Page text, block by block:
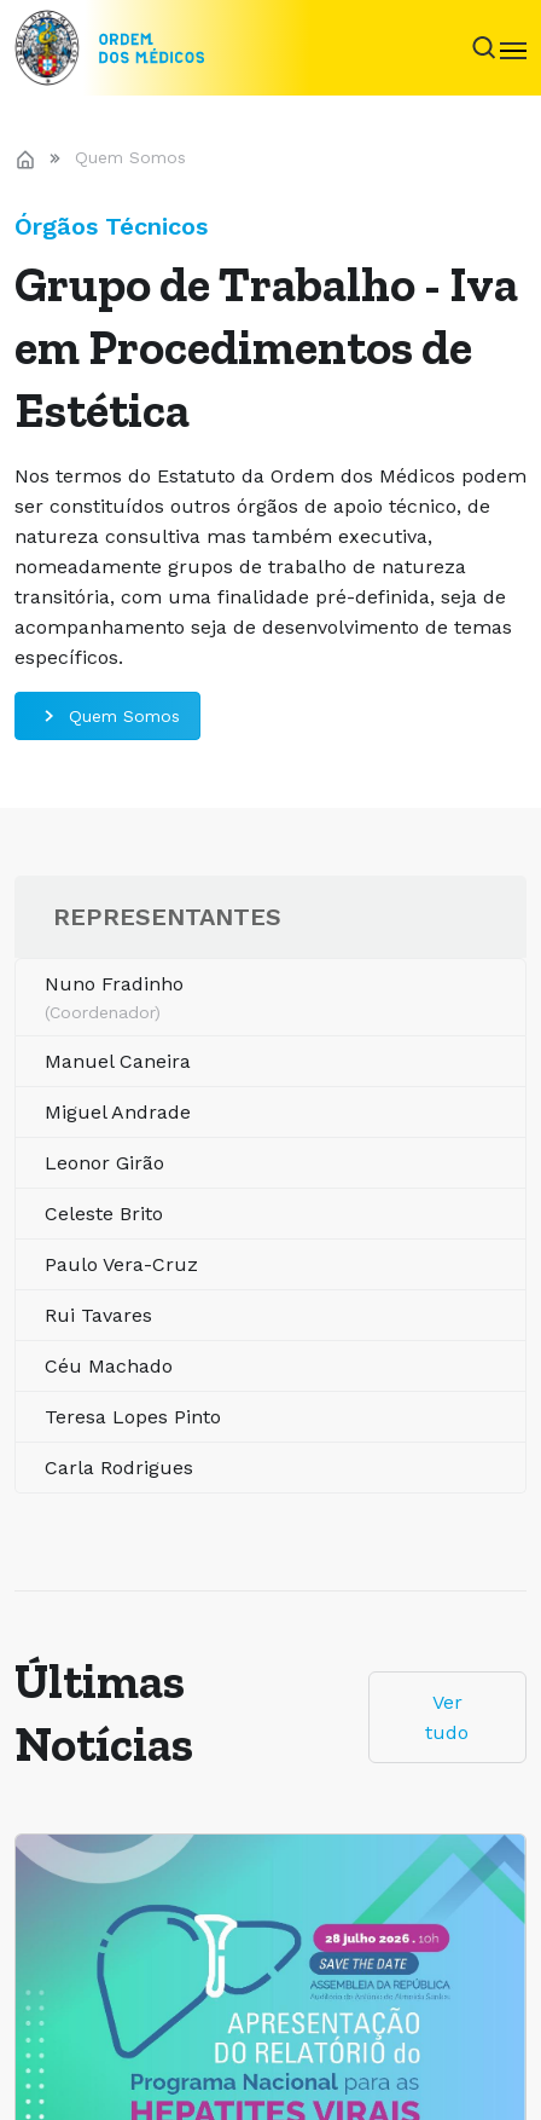
Quem Somos
Órgãos Técnicos
Grupo de Trabalho - Iva
em Procedimentos de
Estética
Nos termos do Estatuto da Ordem dos Médicos podem
ser constituídos outros órgãos de apoio técnico, de
natureza consultiva mas também executiva,
nomeadamente grupos de trabalho de natureza
transitória, com uma finalidade pré-definida, seja de
acompanhamento seja de desenvolvimento de temas
específicos.
Quem Somos
REPRESENTANTES
Nuno Fradinho
(Coordenador)
Manuel Caneira
Miguel Andrade
Leonor Girão
Celeste Brito
Paulo Vera-Cruz
Rui Tavares
Céu Machado
Teresa Lopes Pinto
Carla Rodrigues
Últimas
Notícias
Ver
tudo